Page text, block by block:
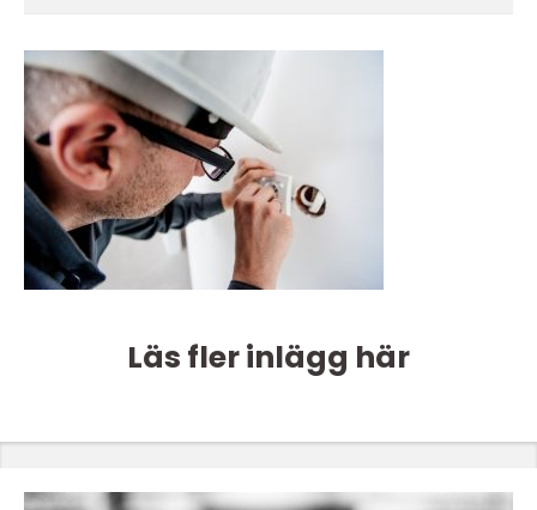
Läs fler inlägg här